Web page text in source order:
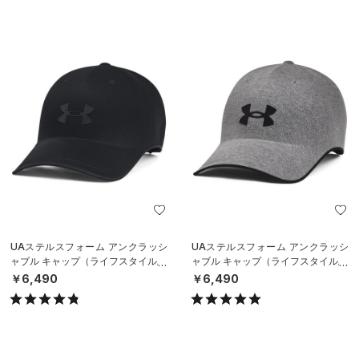
UAステルスフォーム アンクラッシ
ャブル キャップ（ライフスタイル/U
NISEX）
￥6,490
UAステルスフォーム アンクラッシ
ャブル キャップ（ライフスタイル/U
NISEX）
￥6,490